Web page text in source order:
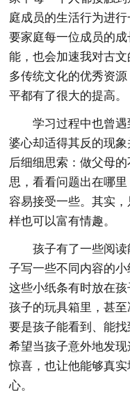
庭成员的生活行为进
要家庭每一位成员的
能，也会加速我对古
多传统文化的优秀资
平都有了很大的提高。
学习过程中也曾
婆心却适得其反的现
后细细思索：做父母
思，看看问题出在哪
容易接受一些。其实
样也可以富有情趣。
孩子有了一些阅
子写一些不同内容的
这些小纸条有时放在
孩子的玩具箱里，甚
要是孩子能看到、能
希望当孩子意外地发
惊喜，也让他能够真
心。